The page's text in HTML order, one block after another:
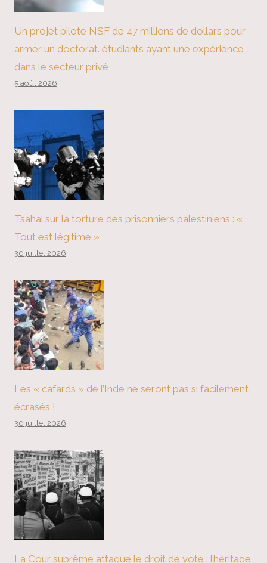
Un projet pilote NSF de 47 millions de dollars pour
armer un doctorat. étudiants ayant une expérience
dans le secteur privé
5 août 2026
Tsahal sur la torture des prisonniers palestiniens : «
Tout est légitime »
30 juillet 2026
Les « cafards » de l’Inde ne seront pas si facilement
écrasés !
30 juillet 2026
La Cour suprême attaque le droit de vote : l’héritage